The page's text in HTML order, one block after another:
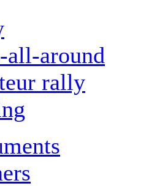
all-around
rally